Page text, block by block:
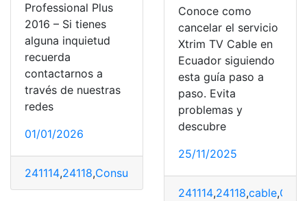
Professional Plus
2016 – Si tienes
alguna inquietud
recuerda
contactarnos a
través de nuestras
redes
01/01/2026
241114,24118,Consultas Entretenimiento,microsoft,
Conoce como
cancelar el servicio
Xtrim TV Cable en
Ecuador siguiendo
esta guía paso a
paso. Evita
problemas y
descubre
25/11/2025
241114,24118,cable,